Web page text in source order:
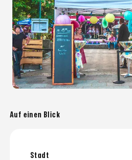
Auf einen Blick
Stadt